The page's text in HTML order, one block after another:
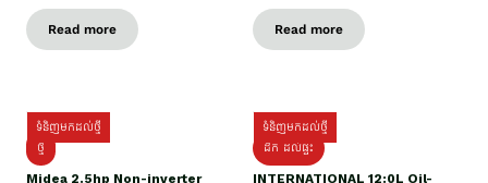
Read more Read more
ទំនិញមកដល់ថ្មី
ថ្មី
Midea 2.5hp Non-inverter
ទំនិញមកដល់ថ្មី
ដឹក​ ដល់ផ្ទះ
INTERNATIONAL 12:0L Oil-